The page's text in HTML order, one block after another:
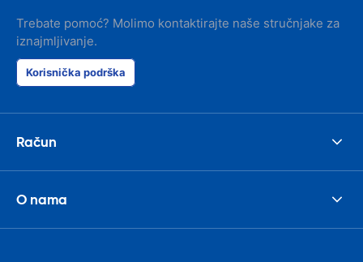
Trebate pomoć? Molimo kontaktirajte naše stručnjake za
iznajmljivanje.
Korisnička podrška
Račun
O nama